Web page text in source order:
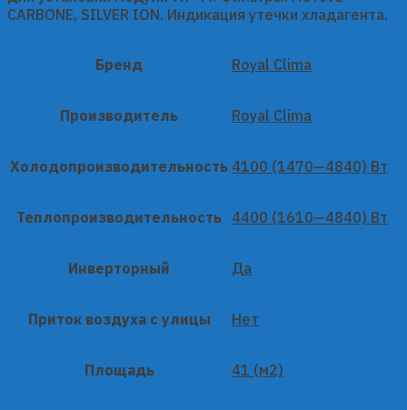
CARBONE, SILVER ION. Индикация утечки хладагента.
Бренд Royal Clima
Производитель Royal Clima
Холодопроизводительность 4100 (1470—4840) Вт
Теплопроизводительность 4400 (1610—4840) Вт
Инверторный Да
Приток воздуха с улицы Нет
Площадь 41 (м2)